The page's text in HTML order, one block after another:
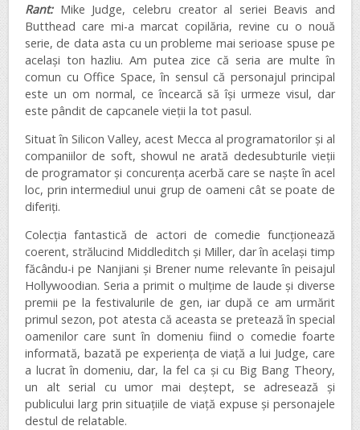
Rant:Mike Judge, celebru creator al seriei Beavis and
Butthead care mi-a marcat copilăria, revine cu o nouă
serie, de data asta cu un probleme mai serioase spuse pe
același ton hazliu. Am putea zice că seria are multe în
comun cu Office Space, în sensul că personajul principal
este un om normal, ce încearcă să își urmeze visul, dar
este pândit de capcanele vieții la tot pasul.
Situat în Silicon Valley, acest Mecca al programatorilor și al
companiilor de soft, showul ne arată dedesubturile vieții
de programator și concurența acerbă care se naște în acel
loc, prin intermediul unui grup de oameni cât se poate de
diferiți.
Colecția fantastică de actori de comedie funcționează
coerent, strălucind Middleditch și Miller, dar în același timp
făcându-i pe Nanjiani și Brener nume relevante în peisajul
Hollywoodian. Seria a primit o mulțime de laude și diverse
premii pe la festivalurile de gen, iar după ce am urmărit
primul sezon, pot atesta că aceasta se pretează în special
oamenilor care sunt în domeniu fiind o comedie foarte
informată, bazată pe experiența de viață a lui Judge, care
a lucrat în domeniu, dar, la fel ca și cu Big Bang Theory,
un alt serial cu umor mai deștept, se adresează și
publicului larg prin situațiile de viață expuse și personajele
destul de relatable.